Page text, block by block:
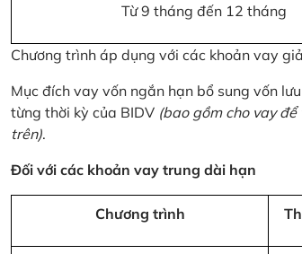
Từ 9 tháng đến 12 tháng
Chương trình áp dụng với các khoản vay
Mục đích vay vốn ngắn hạn bổ sung vốn
từng thời kỳ của BIDV (bao gồm cho vay
trên).
Đối với các khoản vay trung dài hạn
Chương trình